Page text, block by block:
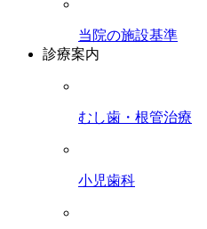
当院の施設基準
診療案内
むし歯・根管治療
小児歯科